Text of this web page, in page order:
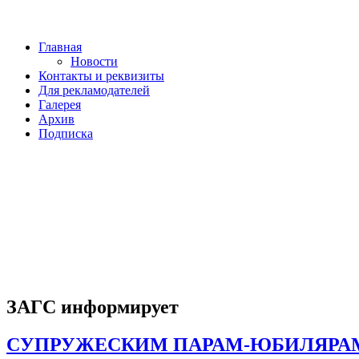
Главная
Новости
Контакты и реквизиты
Для рекламодателей
Галерея
Архив
Подписка
ЗАГС информирует
СУПРУЖЕСКИМ ПАРАМ-